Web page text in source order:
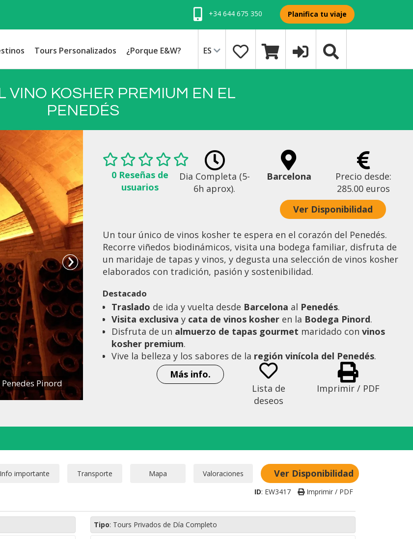
+34 644 675 350 Planifica tu viaje
Tours Personalizados ¿Porque E&W? ES
VINO KOSHER PREMIUM EN EL
PENEDÉS
Pinord Bodega Kosher Penedes
0 Reseñas de
usuarios
Dia Completa (5-
6h aprox).
Barcelona
Precio desde:
285.00 euros
Ver Disponibilidad
Un tour único de vinos kosher te espera en el corazón del Penedés.
Recorre viñedos biodinámicos, visita una bodega familiar, disfruta de
un maridaje de tapas y vinos, y degusta una selección de vinos kosher
elaborados con tradición, pasión y sostenibilidad.
Destacado
Traslado de ida y vuelta desde Barcelona al Penedés.
Visita exclusiva y cata de vinos kosher en la Bodega Pinord.
Disfruta de un almuerzo de tapas gourmet maridado con vinos
kosher premium.
Vive la belleza y los sabores de la región vinícola del Penedés.
Más info.
Lista de
deseos
Imprimir / PDF
Ver Disponibilidad
ID: EW3417 Imprimir / PDF
Tipo: Tours Privados de Día Completo